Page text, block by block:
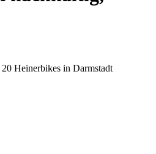
Heinerbikes in Darmstadt